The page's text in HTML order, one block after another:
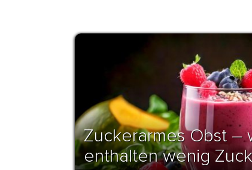
Zuckerarmes Obst –
enthalten wenig